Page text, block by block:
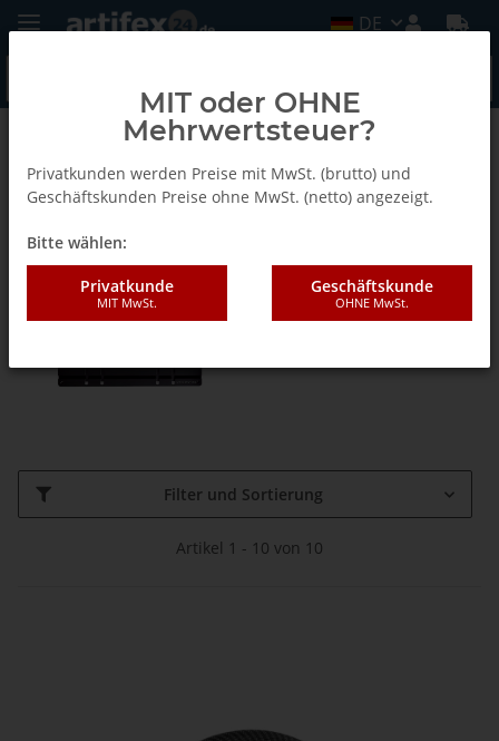
DE
Shaper
Zubehör
Filter und Sortierung
Artikel 1 - 10 von 10
MIT oder OHNE
Mehrwertsteuer?
Privatkunden werden Preise mit MwSt. (brutto) und
Geschäftskunden Preise ohne MwSt. (netto) angezeigt.
Bitte wählen:
Privatkunde
MIT MwSt.
Geschäftskunde
OHNE MwSt.